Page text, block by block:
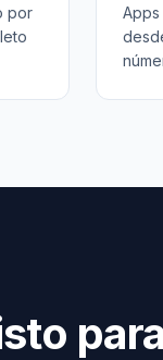
por
Apps